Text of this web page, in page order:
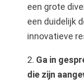
een grote
een duidelijk
innovatieve
2. Ga in
die zijn